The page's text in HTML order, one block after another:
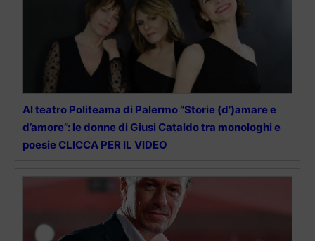
Al teatro Politeama di Palermo “Storie (d’)amare e
d’amore”: le donne di Giusi Cataldo tra monologhi e
poesie CLICCA PER IL VIDEO